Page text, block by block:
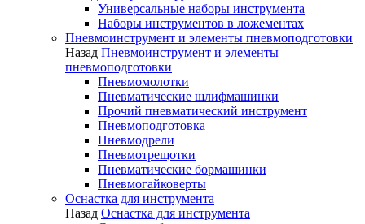
Универсальные наборы инструмента
Наборы инструментов в ложементах
Пневмоинструмент и элементы пневмоподготовки
Назад Пневмоинструмент и элементы
пневмоподготовки
Пневмомолотки
Пневматические шлифмашинки
Прочий пневматический инструмент
Пневмоподготовка
Пневмодрели
Пневмотрещотки
Пневматические бормашинки
Пневмогайковерты
Оснастка для инструмента
Назад Оснастка для инструмента